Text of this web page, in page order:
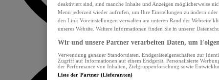
deaktiviert sind, sind manche Inhalte und Anzeigen möglicherweise
Menü jederzeit wieder aufrufen, um Ihre Einstellungen zu ändern
den Link Voreinstellungen verwalten am unteren Rand der Webseite
unseres Website. Weitere Informationen finden Sie in unserer
Wir und unsere Partner verarbeiten Daten, um
Verwendung genauer Standortdaten. Endgeräteeigenschaften zur
Zugriff auf Informationen auf einem Endgerät. Personalisierte
der Performance von Inhalten, Zielgruppenforschung sowie
Liste der Partner (Lieferanten)